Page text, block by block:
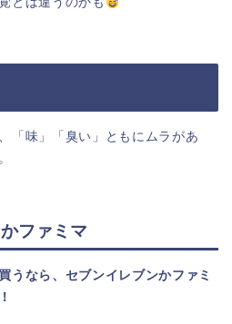
「味」「臭い」ともにムラがあ
ファミマ
うなら、セブンイレブンかファミ